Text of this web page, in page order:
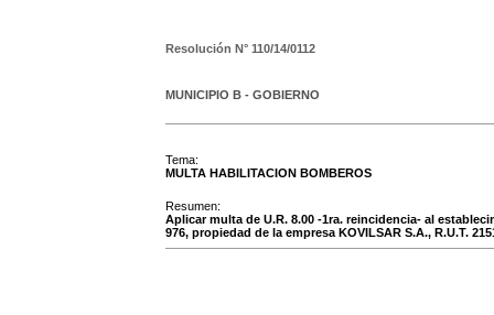
Resolución N° 110/14/0112
MUNICIPIO B - GOBIERNO
Tema:
MULTA HABILITACION BOMBEROS
Resumen:
Aplicar multa de U.R. 8.00 -1ra. reincidencia- al
976, propiedad de la empresa KOVILSAR S.A., R.U.T.